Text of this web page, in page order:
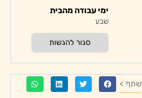
ימי עבודה מהבית
שבע
סגור להגשות
שתף >